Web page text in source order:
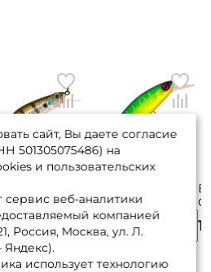
Sp-sr 8см.
#509R до 1м.
₽
Squad Minnow 65
6,5см. 5,8гр. matt
tiger до 1м.
1 670 ₽ 1
сайт, Вы даете согласие
501305075486) на
и пользовательских
сервис веб-аналитики
компанией
Россия, Москва, ул. Л.
Яндекс).
использует технологию